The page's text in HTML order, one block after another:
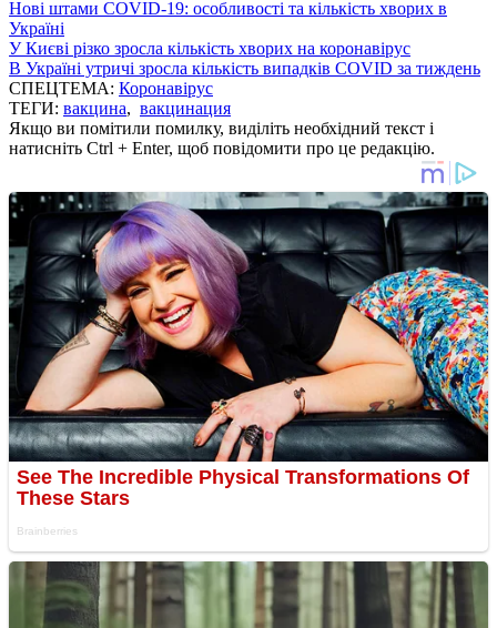
Нові штами COVID-19: особливості та кількість хворих в
Україні
У Києві різко зросла кількість хворих на коронавірус
В Україні утричі зросла кількість випадків COVID за тиждень
СПЕЦТЕМА: Коронавірус
ТЕГИ: вакцина, вакцинация
Якщо ви помітили помилку, виділіть необхідний текст і
натисніть Ctrl + Enter, щоб повідомити про це редакцію.